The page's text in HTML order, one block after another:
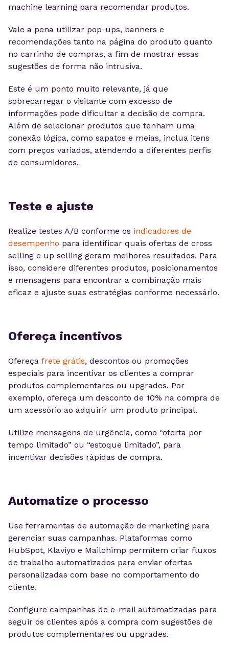
machine learning para recomendar produtos.
Vale a pena utilizar pop-ups, banners e
recomendações tanto na página do produto quanto
no carrinho de compras, a fim de mostrar essas
sugestões de forma não intrusiva.
Este é um ponto muito relevante, já que
sobrecarregar o visitante com excesso de
informações pode dificultar a decisão de compra.
Além de selecionar produtos que tenham uma
conexão lógica, como sapatos e meias, inclua itens
com preços variados, atendendo a diferentes perfis
de consumidores.
Teste e ajuste
Realize testes A/B conforme os indicadores de
desempenho para identificar quais ofertas de cross
selling e up selling geram melhores resultados. Para
isso, considere diferentes produtos, posicionamentos
e mensagens para encontrar a combinação mais
eficaz e ajuste suas estratégias conforme necessário.
Ofereça incentivos
Ofereça frete grátis, descontos ou promoções
especiais para incentivar os clientes a comprar
produtos complementares ou upgrades. Por
exemplo, ofereça um desconto de 10% na compra de
um acessório ao adquirir um produto principal.
Utilize mensagens de urgência, como “oferta por
tempo limitado” ou “estoque limitado”, para
incentivar decisões rápidas de compra.
Automatize o processo
Use ferramentas de automação de marketing para
gerenciar suas campanhas. Plataformas como
HubSpot, Klaviyo e Mailchimp permitem criar fluxos
de trabalho automatizados para enviar ofertas
personalizadas com base no comportamento do
cliente.
Configure campanhas de e-mail automatizadas para
seguir os clientes após a compra com sugestões de
produtos complementares ou upgrades.